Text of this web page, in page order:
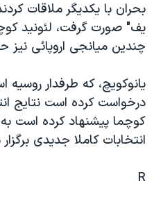
دادگاه حمید نوری
چهل سال گروگان‌گیری
اعتراضات مردمی آبان ۹۸
اسرائیل در جنگ
نرگس محمدی برنده جایزه
بحران با يکديگر ملاقات
يف" صورت گرفت، لئونيد
چندين ميانجی اروپائی نيز
يانوکويچ، که طرفدار روسيه
درخواست کرده است نتايج
کوچما پيشنهاد کرده است
انتخابات کاملا جديدی
R